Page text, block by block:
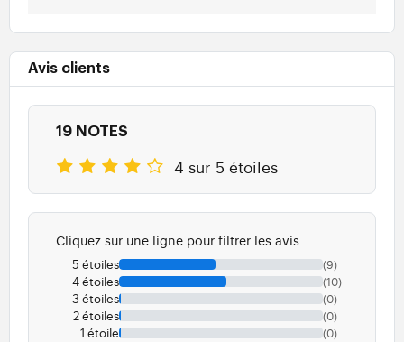
Avis clients
19 NOTES
4 sur 5 étoiles
Cliquez sur une ligne pour filtrer les avis.
5 étoiles (9)
4 étoiles (10)
3 étoiles (0)
2 étoiles (0)
1 étoile (0)